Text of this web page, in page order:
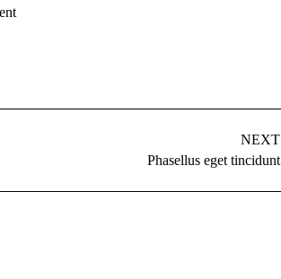
NEXT
Phasellus eget tincidunt